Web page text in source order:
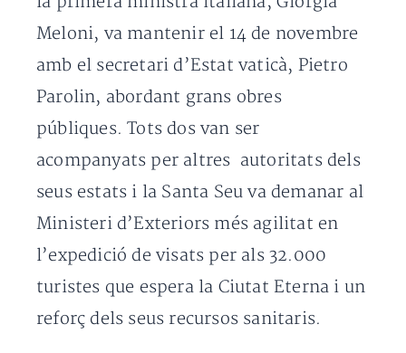
Meloni, va mantenir el 14 de novembre
amb el secretari d’Estat vaticà, Pietro
Parolin, abordant grans obres
públiques. Tots dos van ser
acompanyats per altres autoritats dels
seus estats i la Santa Seu va demanar al
Ministeri d’Exteriors més agilitat en
l’expedició de visats per als 32.000
turistes que espera la Ciutat Eterna i un
reforç dels seus recursos sanitaris.